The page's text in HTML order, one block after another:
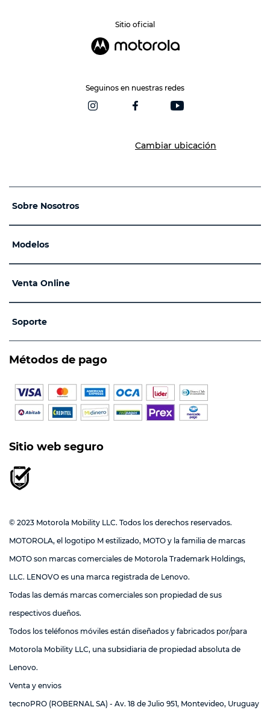
Sitio oficial
Seguinos en nuestras redes
Cambiar ubicación
Sobre Nosotros
Modelos
Venta Online
Soporte
Métodos de pago
Sitio web seguro
© 2023 Motorola Mobility LLC. Todos los derechos reservados.
MOTOROLA, el logotipo M estilizado, MOTO y la familia de marcas
MOTO son marcas comerciales de Motorola Trademark Holdings,
LLC. LENOVO es una marca registrada de Lenovo.
Todas las demás marcas comerciales son propiedad de sus
respectivos dueños.
Todos los teléfonos móviles están diseñados y fabricados por/para
Motorola Mobility LLC, una subsidiaria de propiedad absoluta de
Lenovo.
Venta y envios
tecnoPRO (ROBERNAL SA) - Av. 18 de Julio 951, Montevideo, Uruguay